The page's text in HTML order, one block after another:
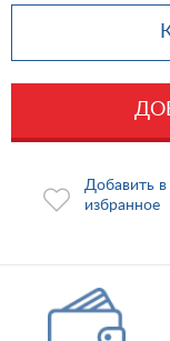
Добавить в
избранное